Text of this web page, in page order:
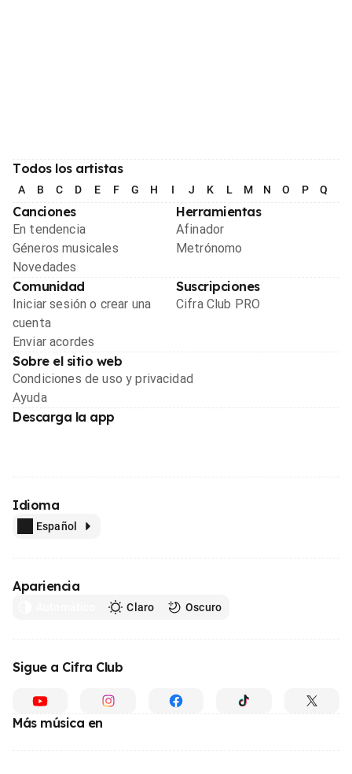
Todos los artistas
A B C D E F G H I J K L M N O P Q
Canciones
En tendencia
Géneros musicales
Novedades
Herramientas
Afinador
Metrónomo
Comunidad
Iniciar sesión o crear una
cuenta
Enviar acordes
Suscripciones
Cifra Club PRO
Sobre el sitio web
Condiciones de uso y privacidad
Ayuda
Descarga la app
Idioma
Español
Apariencia
Claro Oscuro
Sigue a Cifra Club
Más música en